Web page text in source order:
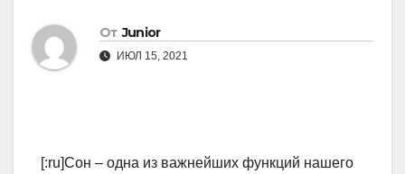
От Junior
ИЮЛ 15, 2021
[:ru]Сон – одна из важнейших функций нашего